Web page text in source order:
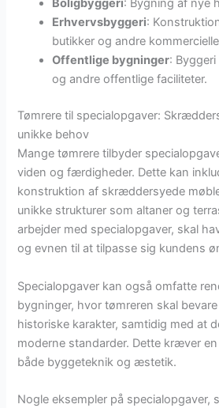
Boligbyggeri: Bygning af nye
Erhvervsbyggeri:
butikker og andre
Offentlige bygninger:
og andre offentlige faciliteter.
Tømrere til specialopgaver:
unikke behov
Mange tømrere tilbyder
viden og færdigheder. Dette kan
konstruktion af skræddersyede
unikke strukturer som altaner og
arbejder med specialopgaver, skal
og evnen til at tilpasse sig kundens
Specialopgaver kan også omfatte
bygninger, hvor tømreren skal
historiske karakter, samtidig med at
moderne standarder. Dette kræver
både byggeteknik og æstetik.
Nogle eksempler på specialopgaver,